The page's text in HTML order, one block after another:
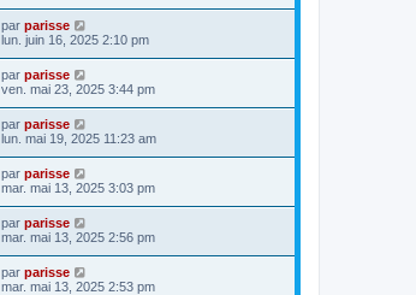
par parisse
lun. juin 16, 2025 2:10 pm
par parisse
ven. mai 23, 2025 3:44 pm
par parisse
lun. mai 19, 2025 11:23 am
par parisse
mar. mai 13, 2025 3:03 pm
par parisse
mar. mai 13, 2025 2:56 pm
par parisse
mar. mai 13, 2025 2:53 pm